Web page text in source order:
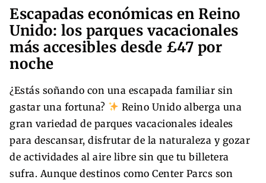
Escapadas económicas en Reino
Unido: los parques vacacionales
más accesibles desde £47 por
noche
¿Estás soñando con una escapada familiar sin
gastar una fortuna?
Reino Unido alberga una
gran variedad de parques vacacionales ideales
para descansar, disfrutar de la naturaleza y gozar
de actividades al aire libre sin que tu billetera
sufra. Aunque destinos como Center Parcs son